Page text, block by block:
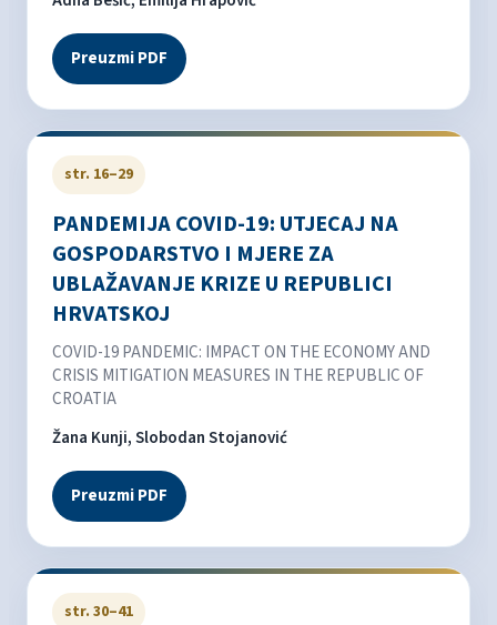
Preuzmi PDF
str. 16–29
PANDEMIJA COVID-19: UTJECAJ NA
GOSPODARSTVO I MJERE ZA
UBLAŽAVANJE KRIZE U REPUBLICI
HRVATSKOJ
COVID-19 PANDEMIC: IMPACT ON THE ECONOMY AND
CRISIS MITIGATION MEASURES IN THE REPUBLIC OF
CROATIA
Žana Kunji, Slobodan Stojanović
Preuzmi PDF
str. 30–41